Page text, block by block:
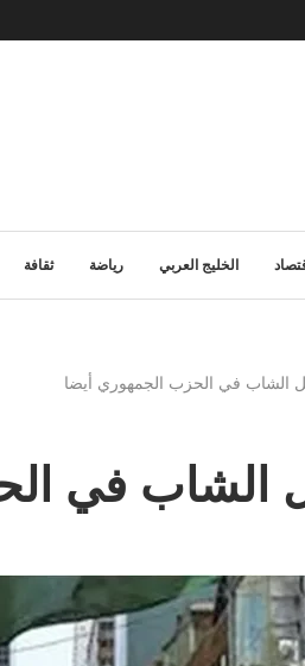
الخليج العربي رياضة ثقافة
الشاب في الحزب الجمهوري أيضا
الشاب في